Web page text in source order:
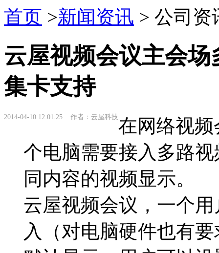
首页 >新闻资讯 > 公司资
云屋视频会议主会
集卡支持
2014-04-10 12:01:25 作者：云屋科技在网络视
个电脑需要接入多路
同内容的视频显示。
云屋视频会议，一个
入（对电脑硬件也有